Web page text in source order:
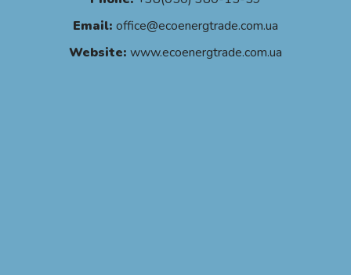
Email: office@ecoenergtrade.com.ua
Website: www.ecoenergtrade.com.ua